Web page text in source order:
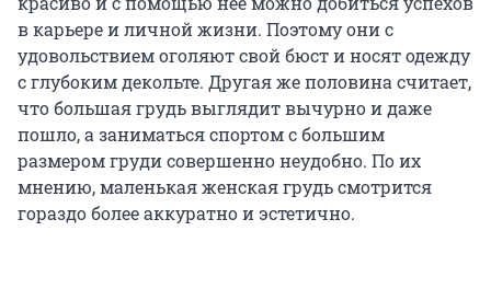
в карьере и личной жизни. Поэтому они с
удовольствием оголяют свой бюст и носят одежду
с глубоким декольте. Другая же половина считает,
что большая грудь выглядит вычурно и даже
пошло, а заниматься спортом с большим
размером груди совершенно неудобно. По их
мнению, маленькая женская грудь смотрится
гораздо более аккуратно и эстетично.